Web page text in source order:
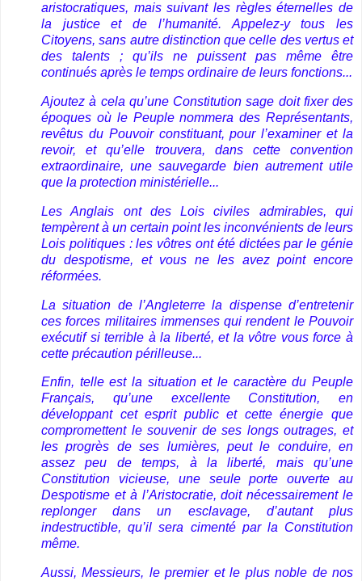
aristocratiques, mais suivant les règles éternelles de
la justice et de l’humanité. Appelez-y tous les
Citoyens, sans autre distinction que celle des vertus et
des talents ; qu’ils ne puissent pas même être
continués après le temps ordinaire de leurs fonctions...
Ajoutez à cela qu’une Constitution sage doit fixer des
époques où le Peuple nommera des Représentants,
revêtus du Pouvoir constituant, pour l’examiner et la
revoir, et qu’elle trouvera, dans cette convention
extraordinaire, une sauvegarde bien autrement utile
que la protection ministérielle...
Les Anglais ont des Lois civiles admirables, qui
tempèrent à un certain point les inconvénients de leurs
Lois politiques : les vôtres ont été dictées par le génie
du despotisme, et vous ne les avez point encore
réformées.
La situation de l’Angleterre la dispense d’entretenir
ces forces militaires immenses qui rendent le Pouvoir
exécutif si terrible à la liberté, et la vôtre vous force à
cette précaution périlleuse...
Enfin, telle est la situation et le caractère du Peuple
Français, qu’une excellente Constitution, en
développant cet esprit public et cette énergie que
compromettent le souvenir de ses longs outrages, et
les progrès de ses lumières, peut le conduire, en
assez peu de temps, à la liberté, mais qu’une
Constitution vicieuse, une seule porte ouverte au
Despotisme et à l’Aristocratie, doit nécessairement le
replonger dans un esclavage, d’autant plus
indestructible, qu’il sera cimenté par la Constitution
même.
Aussi, Messieurs, le premier et le plus noble de nos